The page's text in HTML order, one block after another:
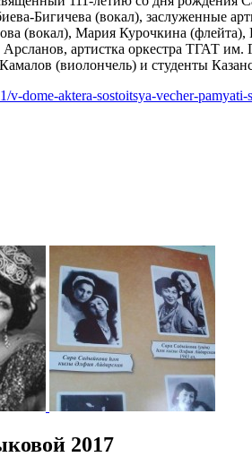
Бигичева (вокал), заслуженные
(вокал), Мария Курочкина
Арсланов, артистка оркестра
(виолончель) и студенты
v-dome-aktera-sostoitsya-vecher-
2017